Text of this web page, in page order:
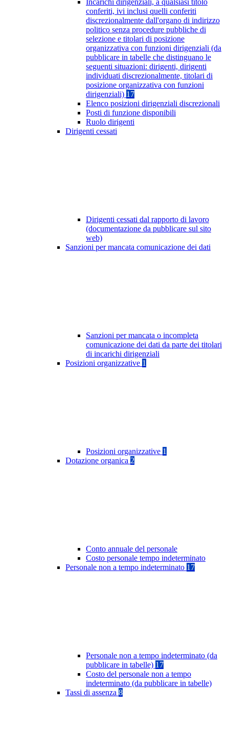
Incarichi dirigenziali, a qualsiasi titolo
conferiti, ivi inclusi quelli conferiti
discrezionalmente dall'organo di indirizzo
politico senza procedure pubbliche di
selezione e titolari di posizione
organizzativa con funzioni dirigenziali (da
pubblicare in tabelle che distinguano le
seguenti situazioni: dirigenti, dirigenti
individuati discrezionalmente, titolari di
posizione organizzativa con funzioni
dirigenziali) 17
Elenco posizioni dirigenziali discrezionali
Posti di funzione disponibili
Ruolo dirigenti
Dirigenti cessati
Dirigenti cessati dal rapporto di lavoro
(documentazione da pubblicare sul sito
web)
Sanzioni per mancata comunicazione dei dati
Sanzioni per mancata o incompleta
comunicazione dei dati da parte dei titolari
di incarichi dirigenziali
Posizioni organizzative 1
Posizioni organizzative 1
Dotazione organica 2
Conto annuale del personale
Costo personale tempo indeterminato
Personale non a tempo indeterminato 17
Personale non a tempo indeterminato (da
pubblicare in tabelle) 17
Costo del personale non a tempo
indeterminato (da pubblicare in tabelle)
Tassi di assenza 8